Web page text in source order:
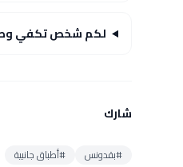
لكم شخص تكفي
شارك
#بقدونس #أطباق جانبية